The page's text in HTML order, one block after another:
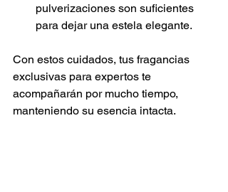
pulverizaciones son suficientes
para dejar una estela elegante.
Con estos cuidados, tus fragancias
exclusivas para expertos te
acompañarán por mucho tiempo,
manteniendo su esencia intacta.